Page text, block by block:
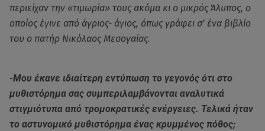
περιείχαν την «τιμωρία» τους ακόμα κι ο μικρός Άλυπος, ο
οποίος έγινε από άγριος- άγιος, όπως γράφει σ’ ένα βιβλίο
του ο πατήρ Νικόλαος Μεσογαίας.
-Μου έκανε ιδιαίτερη εντύπωση το γεγονός ότι στο
μυθιστόρημα σας συμπεριλαμβάνονται αναλυτικά
στιγμιότυπα από τρομοκρατικές ενέργειες. Τελικά ήταν
το αστυνομικό μυθιστόρημα ένας κρυμμένος πόθος;